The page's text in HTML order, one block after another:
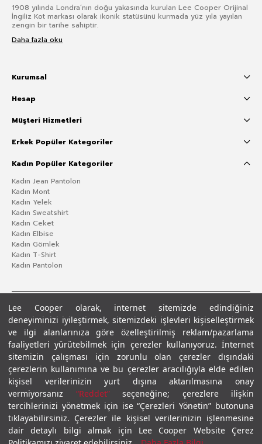
Lee Cooper olarak, internet sitemizde edindiğiniz
deneyiminizi iyileştirmek, sitemizdeki işlevleri kişiselleştirmek
ve ilgi alanlarınıza göre özelleştirilmiş reklam/pazarlama
faaliyetleri yürütebilmek için çerezler kullanıyoruz. İnternet
sitemizin çalışması için zorunlu olan çerezler dışındaki
çerezlerin kullanımına ve bu çerezler aracılığıyla elde edilen
kişisel verilerinizin yurt dışına aktarılmasına onay
vermiyorsanız “Reddet”seçeneğine; çerezlere ilişkin
tercihlerinizi yönetmek için ise “Çerezleri Yönetin” butonuna
tıklayabilirsiniz. Çerezler ile kişisel verilerinizin işlenmesine
dair detaylı bilgi almak için Lee Cooper Website Çerez
1908 yılında Londra’nın doğu yakasında kurulan Lee Cooper Orijinal
İngiliz Kot markası olarak ikonik statüsünü kurmada yüz yıla yayılan
zengin bir tarihe sahiptir.
Daha fazla oku
Kurumsal
Hesap
Müşteri Hizmetleri
Erkek Popüler Kategoriler
Kadın Popüler Kategoriler
Kadın Jean Pantolon
Kadın Mont
Kadın Yelek
Kadın Sweatshirt
Kadın Ceket
Kadın Elbise
Kadın Gömlek
Kadın T-Shirt
Kadın Pantolon
Gizlilik PolitikasıÇerez Politikası KVKK Aydınlatma MetniŞartlar ve Koşullar
© 2026 Leecooper - Tüm Hakları Saklıdır.